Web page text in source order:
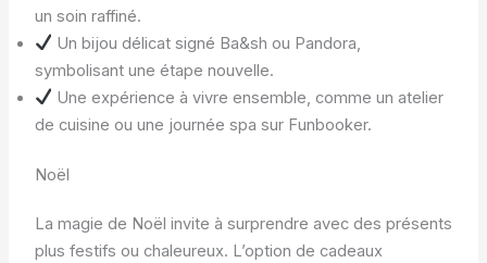
un soin raffiné.
Un bijou délicat signé Ba&sh ou Pandora,
symbolisant une étape nouvelle.
Une expérience à vivre ensemble, comme un atelier
de cuisine ou une journée spa sur Funbooker.
Noël
La magie de Noël invite à surprendre avec des présents
plus festifs ou chaleureux. L’option de cadeaux